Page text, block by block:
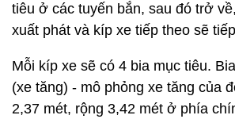
tiêu ở các tuyến bắn, sau đó trở
xuất phát và kíp xe tiếp theo sẽ
Mỗi kíp xe sẽ có 4 bia mục tiêu.
(xe tăng) - mô phỏng xe tăng của
2,37 mét, rộng 3,42 mét ở phía